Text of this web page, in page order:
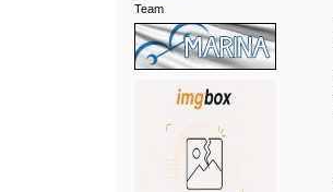
Team